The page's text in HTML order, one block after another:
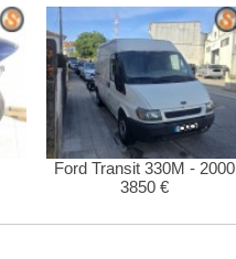
Ford Transit 330M - 2000
3850 €